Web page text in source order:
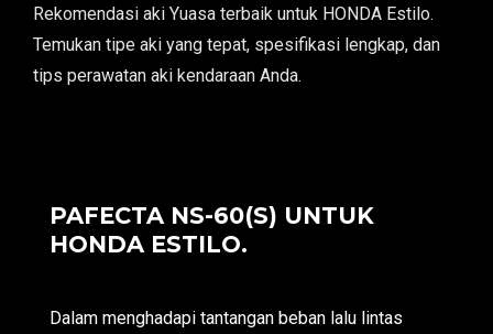
Rekomendasi aki Yuasa terbaik untuk HONDA Estilo.
Temukan tipe aki yang tepat, spesifikasi lengkap, dan
tips perawatan aki kendaraan Anda.
PAFECTA NS-60(S) UNTUK
HONDA ESTILO.
Dalam menghadapi tantangan beban lalu lintas